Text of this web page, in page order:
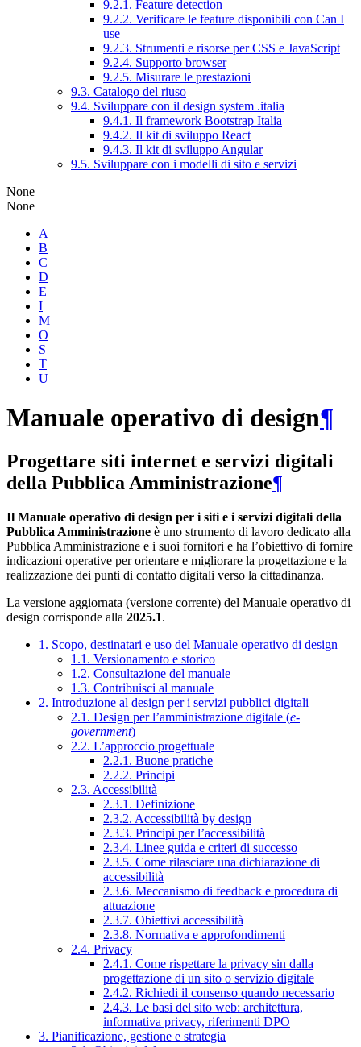
9.2.1. Feature detection
9.2.2. Verificare le feature disponibili con Can I
use
9.2.3. Strumenti e risorse per CSS e JavaScript
9.2.4. Supporto browser
9.2.5. Misurare le prestazioni
9.3. Catalogo del riuso
9.4. Sviluppare con il design system .italia
9.4.1. Il framework Bootstrap Italia
9.4.2. Il kit di sviluppo React
9.4.3. Il kit di sviluppo Angular
9.5. Sviluppare con i modelli di sito e servizi
None
None
A
B
C
D
E
I
M
O
S
T
U
Manuale operativo di design¶
Progettare siti internet e servizi digitali
della Pubblica Amministrazione¶
Il Manuale operativo di design per i siti e i servizi digitali della
Pubblica Amministrazione è uno strumento di lavoro dedicato alla
Pubblica Amministrazione e i suoi fornitori e ha l’obiettivo di fornire
indicazioni operative per orientare e migliorare la progettazione e la
realizzazione dei punti di contatto digitali verso la cittadinanza.
La versione aggiornata (versione corrente) del Manuale operativo di
design corrisponde alla 2025.1.
1. Scopo, destinatari e uso del Manuale operativo di design
1.1. Versionamento e storico
1.2. Consultazione del manuale
1.3. Contribuisci al manuale
2. Introduzione al design per i servizi pubblici digitali
2.1. Design per l’amministrazione digitale (e-
government)
2.2. L’approccio progettuale
2.2.1. Buone pratiche
2.2.2. Principi
2.3. Accessibilità
2.3.1. Definizione
2.3.2. Accessibilità by design
2.3.3. Principi per l’accessibilità
2.3.4. Linee guida e criteri di successo
2.3.5. Come rilasciare una dichiarazione di
accessibilità
2.3.6. Meccanismo di feedback e procedura di
attuazione
2.3.7. Obiettivi accessibilità
2.3.8. Normativa e approfondimenti
2.4. Privacy
2.4.1. Come rispettare la privacy sin dalla
progettazione di un sito o servizio digitale
2.4.2. Richiedi il consenso quando necessario
2.4.3. Le basi del sito web: architettura,
informativa privacy, riferimenti DPO
3. Pianificazione, gestione e strategia